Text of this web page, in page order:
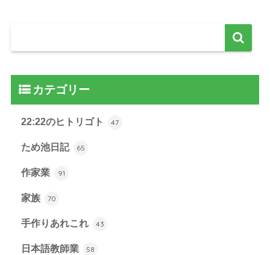
カテゴリー
22:22のヒトリゴト 47
ため池日記 65
作家業 91
家族 70
手作りあれこれ 43
日本語教師業 58